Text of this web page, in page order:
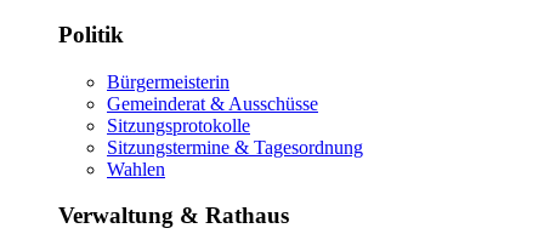
Politik
Bürgermeisterin
Gemeinderat & Ausschüsse
Sitzungsprotokolle
Sitzungstermine & Tagesordnung
Wahlen
Verwaltung & Rathaus